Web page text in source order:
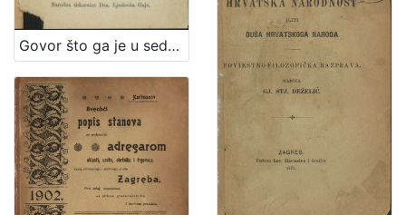
Govor što ga je u sednici sabora hervatskoga, na 26. lipnja 1861. o donošenju Hrvatske naprama Ungarii izustio dr. Antun Starčević poklisar kot. Grobničko-Hreljinskoga